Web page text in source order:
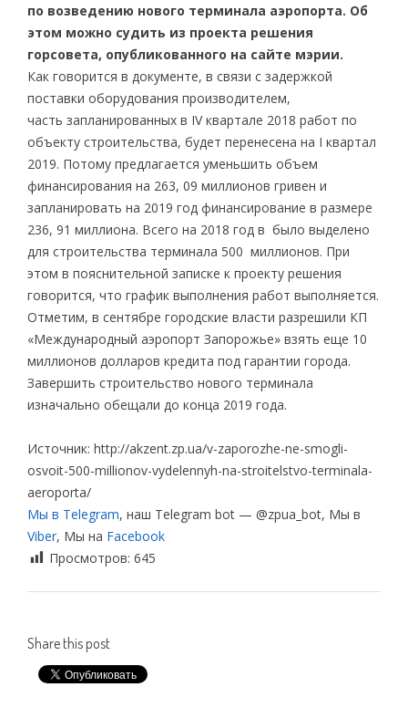
по возведению нового терминала аэропорта. Об
этом можно судить из проекта решения
горсовета, опубликованного на сайте мэрии.
Как говорится в документе, в связи с задержкой
поставки оборудования производителем,
часть запланированных в IV квартале 2018 работ по
объекту строительства, будет перенесена на I квартал
2019. Потому предлагается уменьшить объем
финансирования на 263, 09 миллионов гривен и
запланировать на 2019 год финансирование в размере
236, 91 миллиона. Всего на 2018 год в было выделено
для строительства терминала 500 миллионов. При
этом в пояснительной записке к проекту решения
говорится, что график выполнения работ выполняется.
Отметим, в сентябре городские власти разрешили КП
«Международный аэропорт Запорожье» взять еще 10
миллионов долларов кредита под гарантии города.
Завершить строительство нового терминала
изначально обещали до конца 2019 года.
Источник: http://akzent.zp.ua/v-zaporozhe-ne-smogli-
osvoit-500-millionov-vydelennyh-na-stroitelstvo-terminala-
aeroporta/
Мы в Telegram, наш Telegram bot — @zpua_bot, Мы в
Viber, Мы на Facebook
Просмотров: 645
Share this post